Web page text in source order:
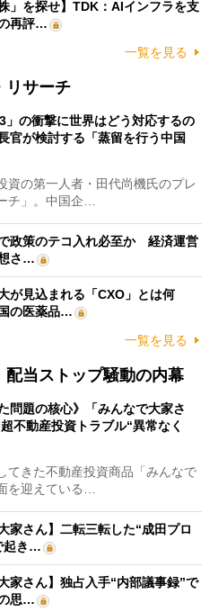
」を探せ】TDK：AIインフラを支
再評…
一覧を見る
リサーチ
の衝撃に世界はどう対応するの
が検討する「蒸留を行う中国
の第一人者・田代尚機氏のプレ
チ」。中国企…
政策のテコ入れ必至か 経済運営
さ…
が見込まれる「CXO」とは何
の医薬品…
一覧を見る
配当ストップ騒動の内幕
問題の核心》「みんなで大家さ
不動産投資トラブル“異常なく
きた不動産投資商品「みんなで
を迎えている…
家さん】二転三転した“成田プロ
起き…
家さん】独占入手“内部議事録”で
思…